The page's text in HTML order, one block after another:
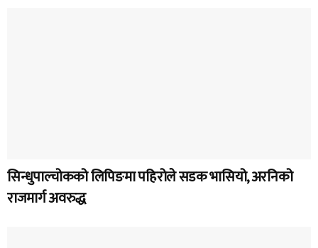
सिन्धुपाल्चोकको लिपिङमा पहिरोले सडक भासियो, अरनिको
राजमार्ग अवरुद्ध